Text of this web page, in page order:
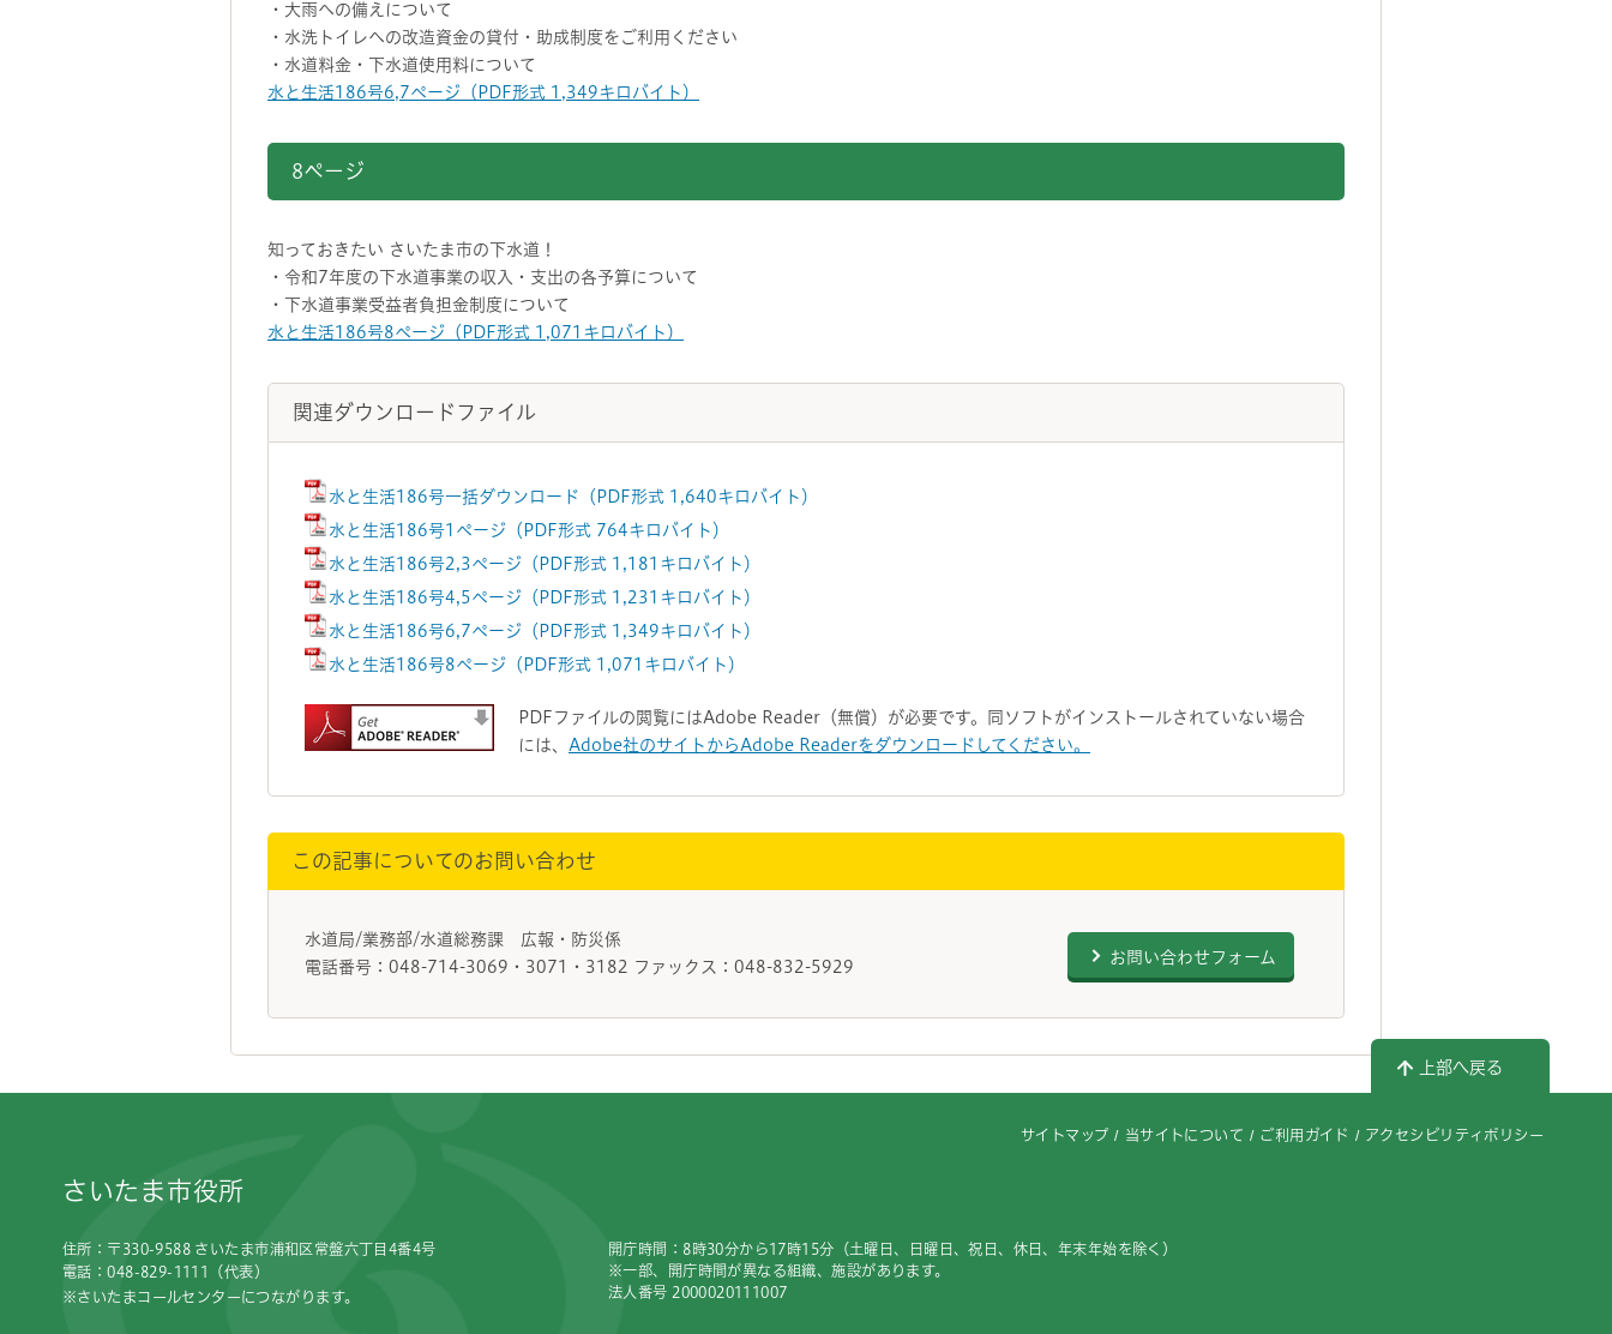
・大雨への備えについて
・水洗トイレへの改造資金の貸付・助成制度をご利用ください
・水道料金・下水道使用料について
水と生活186号6,7ページ（PDF形式 1,349キロバイト）
8ページ
知っておきたい さいたま市の下水道！
・令和7年度の下水道事業の収入・支出の各予算について
・下水道事業受益者負担金制度について
水と生活186号8ページ（PDF形式 1,071キロバイト）
関連ダウンロードファイル
水と生活186号一括ダウンロード（PDF形式 1,640キロバイト）
水と生活186号1ページ（PDF形式 764キロバイト）
水と生活186号2,3ページ（PDF形式 1,181キロバイト）
水と生活186号4,5ページ（PDF形式 1,231キロバイト）
水と生活186号6,7ページ（PDF形式 1,349キロバイト）
水と生活186号8ページ（PDF形式 1,071キロバイト）
PDFファイルの閲覧にはAdobe Reader（無償）が必要です。同ソフトがインストールされていない場合
には、 Adobe社のサイトからAdobe Readerをダウンロードしてください。
この記事についてのお問い合わせ
水道局/業務部/水道総務課 広報・防災係
電話番号：048-714-3069・3071・3182 ファックス：048-832-5929
お問い合わせフォーム
上部へ戻る
サイトマップ 当サイトについて ご利用ガイド アクセシビリティポリシー
さいたま市役所
住所：〒330-9588 さいたま市浦和区常盤六丁目4番4号
電話：048-829-1111（代表）
※さいたまコールセンターにつながります。
開庁時間：8時30分から17時15分（土曜日、日曜日、祝日、休日、年末年始を除く）
※一部、開庁時間が異なる組織、施設があります。
法人番号 2000020111007